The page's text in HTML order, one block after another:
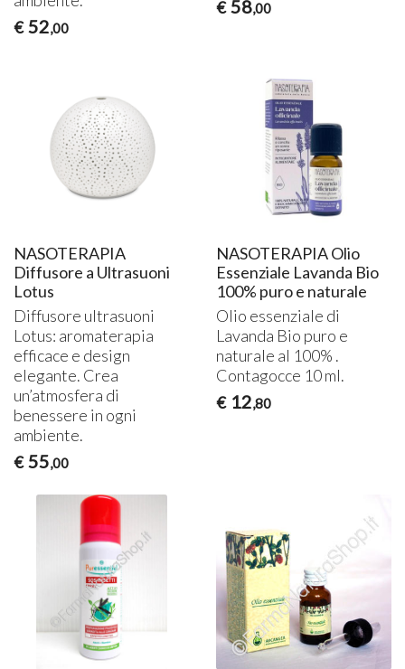
€ 52,00
€ 58,00
NASOTERAPIA
Diffusore a Ultrasuoni
Lotus
Diffusore ultrasuoni
Lotus: aromaterapia
efficace e design
elegante. Crea
un’atmosfera di
benessere in ogni
ambiente.
€ 55,00
NASOTERAPIA Olio
Essenziale Lavanda Bio
100% puro e naturale
Olio essenziale di
Lavanda Bio puro e
naturale al 100% .
Contagocce 10 ml.
€ 12,80